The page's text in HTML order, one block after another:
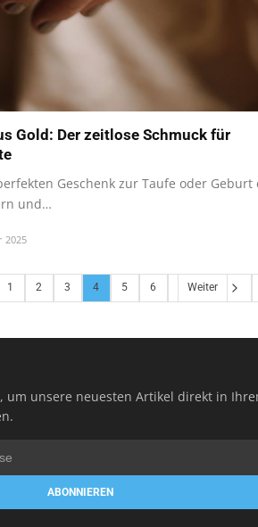
Gold: Der zeitlose Schmuck für
Geschenk zur Taufe oder Geburt
und…
2025
1 2 3 4 5 6 Weiter
um unsere neuesten Artikel direkt in
ABONNIEREN